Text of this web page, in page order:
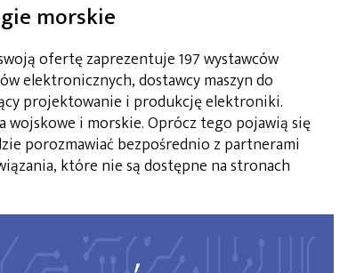
morskie
ofertę zaprezentuje 197 wystawców
elektronicznych, dostawcy maszyn do
projektowanie i produkcję elektroniki.
wojskowe i morskie. Oprócz tego pojawią się
porozmawiać bezpośrednio z partnerami
które nie są dostępne na stronach